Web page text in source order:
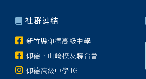
社群連結
新竹縣仰德高級中學
仰德、山崎校友聯合會
仰德高級中學 IG